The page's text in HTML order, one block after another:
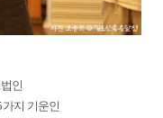
인
지 기운인